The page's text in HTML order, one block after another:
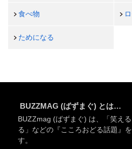
食べ物
ためになる
BUZZMAG (ばずまぐ) とは…
BUZZmag (ばずまぐ) は、「笑え
る」などの『こころおどる話題』
す。